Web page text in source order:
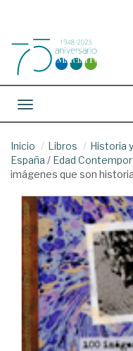
Toggle navigation
Inicio Libros Historia
España / Edad
imágenes que son historia